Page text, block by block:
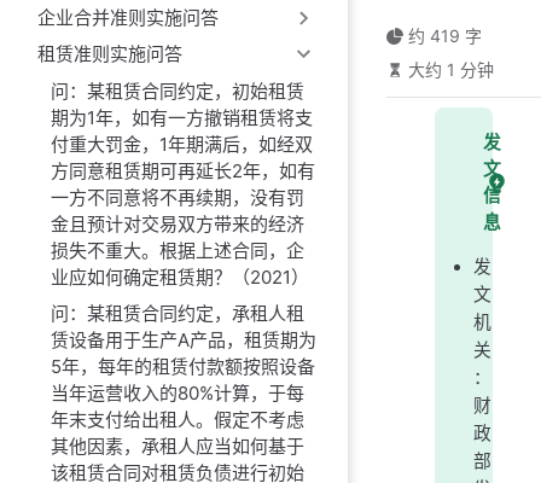
企业合并准则实施问答
租赁准则实施问答
问：某租赁合同约定，初始租赁
期为1年，如有一方撤销租赁将支
付重大罚金，1年期满后，如经双
方同意租赁期可再延长2年，如有
一方不同意将不再续期，没有罚
金且预计对交易双方带来的经济
损失不重大。根据上述合同，企
业应如何确定租赁期？（2021）
问：某租赁合同约定，承租人租
赁设备用于生产A产品，租赁期为
5年，每年的租赁付款额按照设备
当年运营收入的80%计算，于每
年末支付给出租人。假定不考虑
其他因素，承租人应当如何基于
该租赁合同对租赁负债进行初始
约 419 字
大约 1 分钟
发
文
信
息
发
文
机
关
：
财
政
部